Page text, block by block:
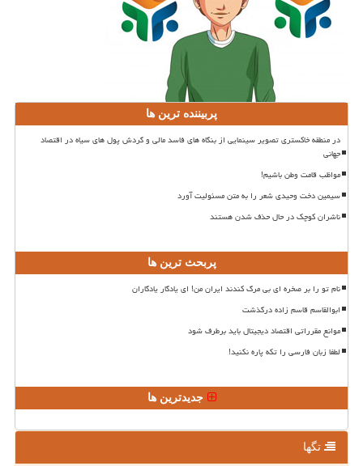
پربیننده ترین ها
در منطقه خاکستری تصویر سینمایی از بنگاه های فاسد مالی و گردش پول های سیاه در اقتصاد
جهانی
مواظب قامت وطن باشیم!
سیمین دخت وحیدی شعر را به متن مسئولیت آورد
ناشران کوچک در حال حذف شدن هستند
پربحث ترین ها
نام تو را بر صخره ای بی مرگ کندند ایران من! ای یادگار یادگاران
ابوالقاسم قاسم زاده درگذشت
موانع مقرراتی اقتصاد دیجیتال باید برطرف شود
لطفا زبان فارسی را تکه پاره نکنید!
جدیدترین ها
تگها